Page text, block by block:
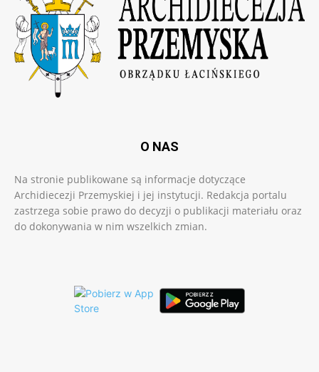
O NAS
Na stronie publikowane są informacje dotyczące
Archidiecezji Przemyskiej i jej instytucji. Redakcja portalu
zastrzega sobie prawo do decyzji o publikacji materiału oraz
do dokonywania w nim wszelkich zmian.